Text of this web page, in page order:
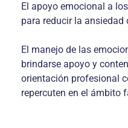
El apoyo emocional a
para reducir la
El manejo de las
brin­darse apoyo y
orien­tación profesional
repercuten en el ámbito